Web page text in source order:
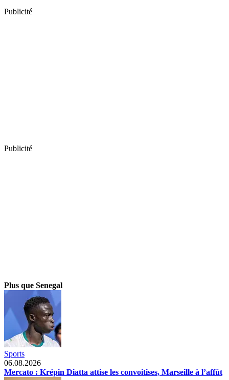
Publicité
Publicité
Plus que Senegal
Sports
06.08.2026
Mercato : Krépin Diatta attise les convoitises, Marseille à l’affût